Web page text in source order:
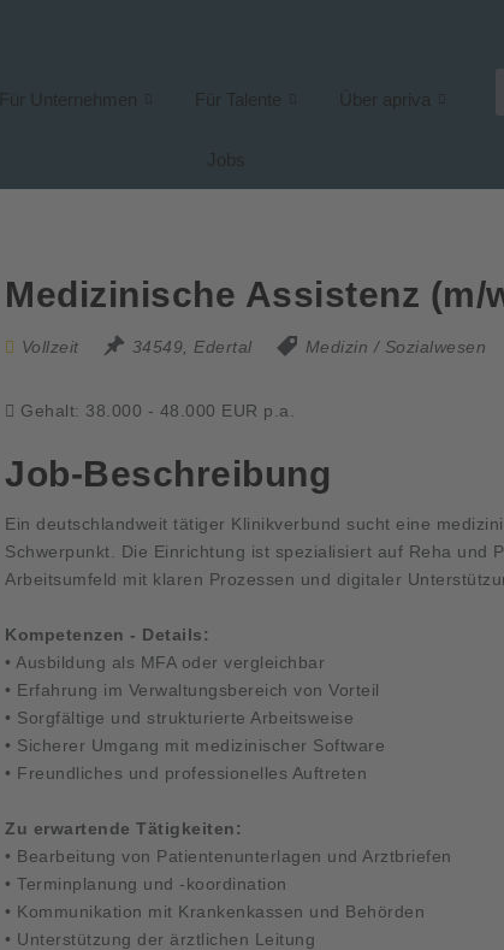
Für Unternehmen Für Talente Über apriva
Jobs
Medizinische Assistenz
Vollzeit 34549, Edertal Medizin / Sozialwesen
Gehalt: 38.000 - 48.000 EUR p.a.
Job-Beschreibung
Ein deutschlandweit tätiger Klinikverbund sucht eine
Schwerpunkt. Die Einrichtung ist spezialisiert auf Reha und
Arbeitsumfeld mit klaren Prozessen und digitaler
Kompetenzen - Details:
• Ausbildung als MFA oder vergleichbar
• Erfahrung im Verwaltungsbereich von Vorteil
• Sorgfältige und strukturierte Arbeitsweise
• Sicherer Umgang mit medizinischer Software
• Freundliches und professionelles Auftreten
Zu erwartende Tätigkeiten:
• Bearbeitung von Patientenunterlagen und Arztbriefen
• Terminplanung und -koordination
• Kommunikation mit Krankenkassen und Behörden
• Unterstützung der ärztlichen Leitung